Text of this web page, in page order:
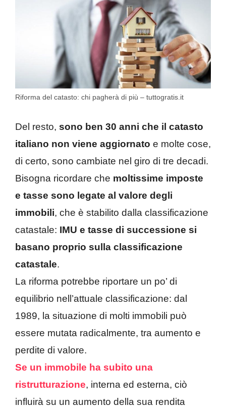
Riforma del catasto: chi pagherà di più – tuttogratis.it
Del resto, sono ben 30 anni che il catasto
italiano non viene aggiornato e molte cose,
di certo, sono cambiate nel giro di tre decadi.
Bisogna ricordare che moltissime imposte
e tasse sono legate al valore degli
immobili, che è stabilito dalla classificazione
catastale: IMU e tasse di successione si
basano proprio sulla classificazione
catastale.
La riforma potrebbe riportare un po’ di
equilibrio nell’attuale classificazione: dal
1989, la situazione di molti immobili può
essere mutata radicalmente, tra aumento e
perdite di valore.
Se un immobile ha subito una
ristrutturazione, interna ed esterna, ciò
influirà su un aumento della sua rendita